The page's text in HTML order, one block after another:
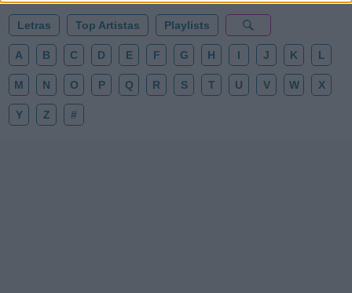
Letras Top Artistas Playlists
A B C D E F G H I J K L
M N O P Q R S T U V W X
Y Z #